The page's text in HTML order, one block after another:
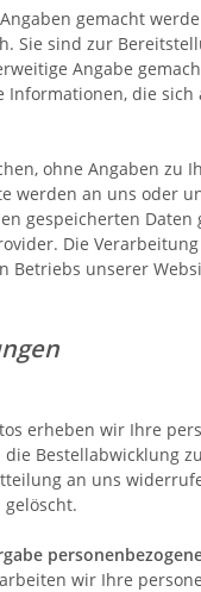
gemacht
Sie sind zur
Angabe
Informationen, die
ohne Angaben zu
werden an uns oder
gespeicherten
Die
Betriebs unserer
erheben wir Ihre
Bestellabwicklung
an uns
wir Ihre